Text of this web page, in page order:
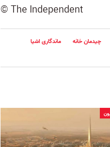
© The Independent
چیدمان خانه
ماندگاری اشیا